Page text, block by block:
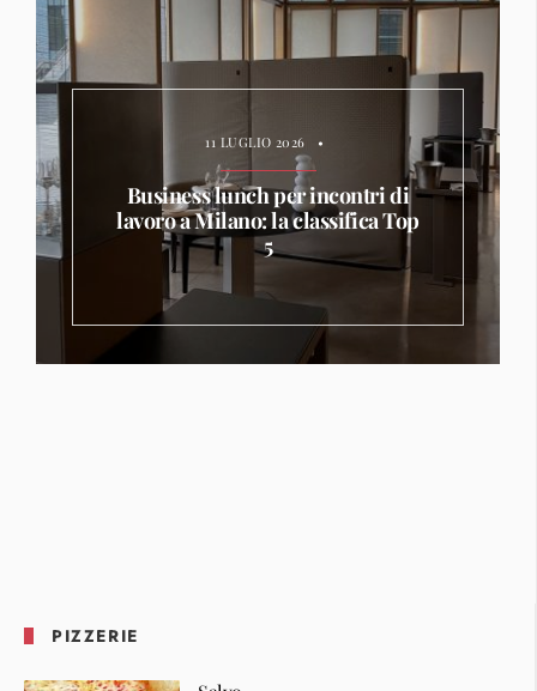
11 LUGLIO 2026 •
Business lunch per incontri di
lavoro a Milano: la classifica Top
5
PIZZERIE